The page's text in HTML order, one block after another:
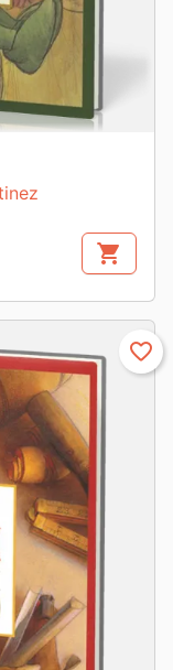
shopping_cart
favorite_border